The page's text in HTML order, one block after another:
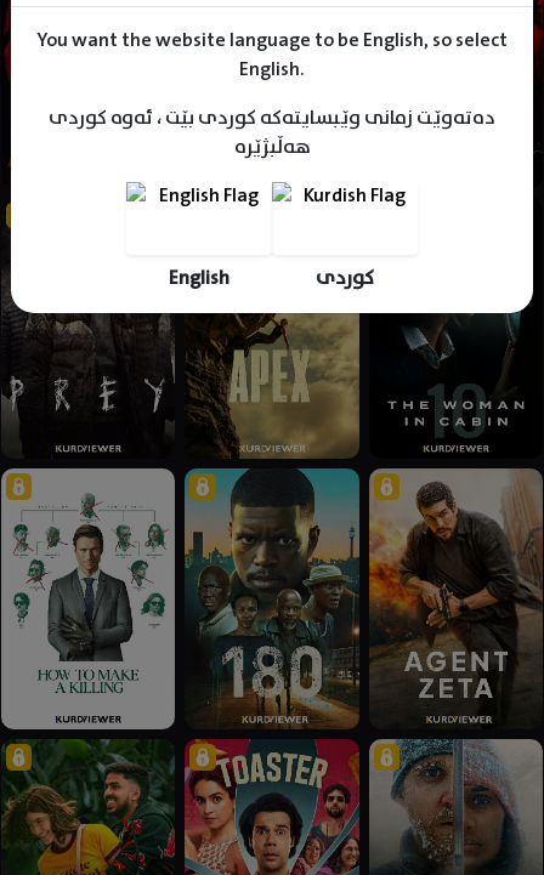
You want the website language to be English, so select
English.
دەتەوێت زمانی وێبسایتەکە کوردی بێت ، ئەوە کوردی
هەڵبژێرە
English کوردی